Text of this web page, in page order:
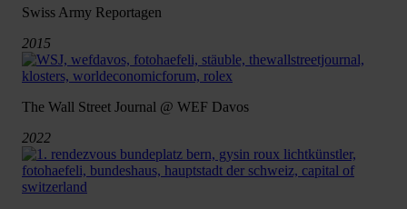
Swiss Army Reportagen
2015
The Wall Street Journal @ WEF Davos
2022